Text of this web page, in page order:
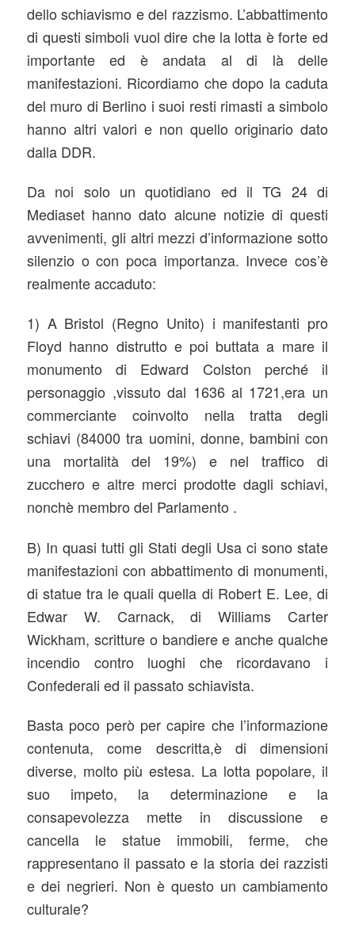
dello schiavismo e del razzismo. L’abbattimento
di questi simboli vuol dire che la lotta è forte ed
importante ed è andata al di là delle
manifestazioni. Ricordiamo che dopo la caduta
del muro di Berlino i suoi resti rimasti a simbolo
hanno altri valori e non quello originario dato
dalla DDR.
Da noi solo un quotidiano ed il TG 24 di
Mediaset hanno dato alcune notizie di questi
avvenimenti, gli altri mezzi d’informazione sotto
silenzio o con poca importanza. Invece cos’è
realmente accaduto:
1) A Bristol (Regno Unito) i manifestanti pro
Floyd hanno distrutto e poi buttata a mare il
monumento di Edward Colston perché il
personaggio ,vissuto dal 1636 al 1721,era un
commerciante coinvolto nella tratta degli
schiavi (84000 tra uomini, donne, bambini con
una mortalità del 19%) e nel traffico di
zucchero e altre merci prodotte dagli schiavi,
nonchè membro del Parlamento .
B) In quasi tutti gli Stati degli Usa ci sono state
manifestazioni con abbattimento di monumenti,
di statue tra le quali quella di Robert E. Lee, di
Edwar W. Carnack, di Williams Carter
Wickham, scritture o bandiere e anche qualche
incendio contro luoghi che ricordavano i
Confederali ed il passato schiavista.
Basta poco però per capire che l’informazione
contenuta, come descritta,è di dimensioni
diverse, molto più estesa. La lotta popolare, il
suo impeto, la determinazione e la
consapevolezza mette in discussione e
cancella le statue immobili, ferme, che
rappresentano il passato e la storia dei razzisti
e dei negrieri. Non è questo un cambiamento
culturale?